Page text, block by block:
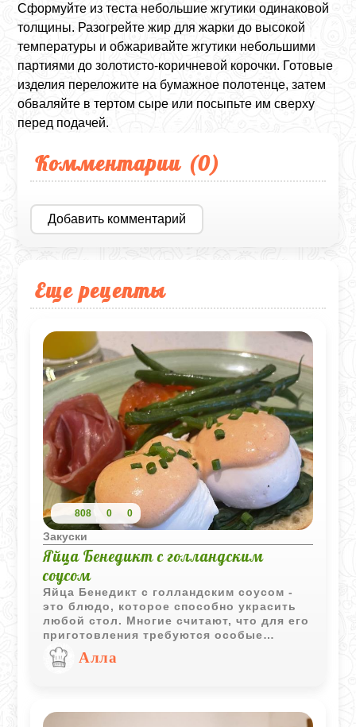
Сформуйте из теста небольшие жгутики одинаковой
толщины. Разогрейте жир для жарки до высокой
температуры и обжаривайте жгутики небольшими
партиями до золотисто-коричневой корочки. Готовые
изделия переложите на бумажное полотенце, затем
обваляйте в тертом сыре или посыпьте им сверху
перед подачей.
Комментарии (0)
Добавить комментарий
Еще рецепты
808 0 0
Закуски
Яйца Бенедикт с голландским
соусом
Яйца Бенедикт с голландским соусом -
это блюдо, которое способно украсить
любой стол. Многие считают, что для его
приготовления требуются особые
кулинарные навыки, но на самом деле
все гораздо проще. Секрет вкусного
сваренным яйцом и поджаренным
Алла